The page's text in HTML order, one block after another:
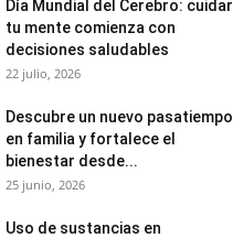
Día Mundial del Cerebro: cuidar
tu mente comienza con
decisiones saludables
22 julio, 2026
Descubre un nuevo pasatiempo
en familia y fortalece el
bienestar desde...
25 junio, 2026
Uso de sustancias en